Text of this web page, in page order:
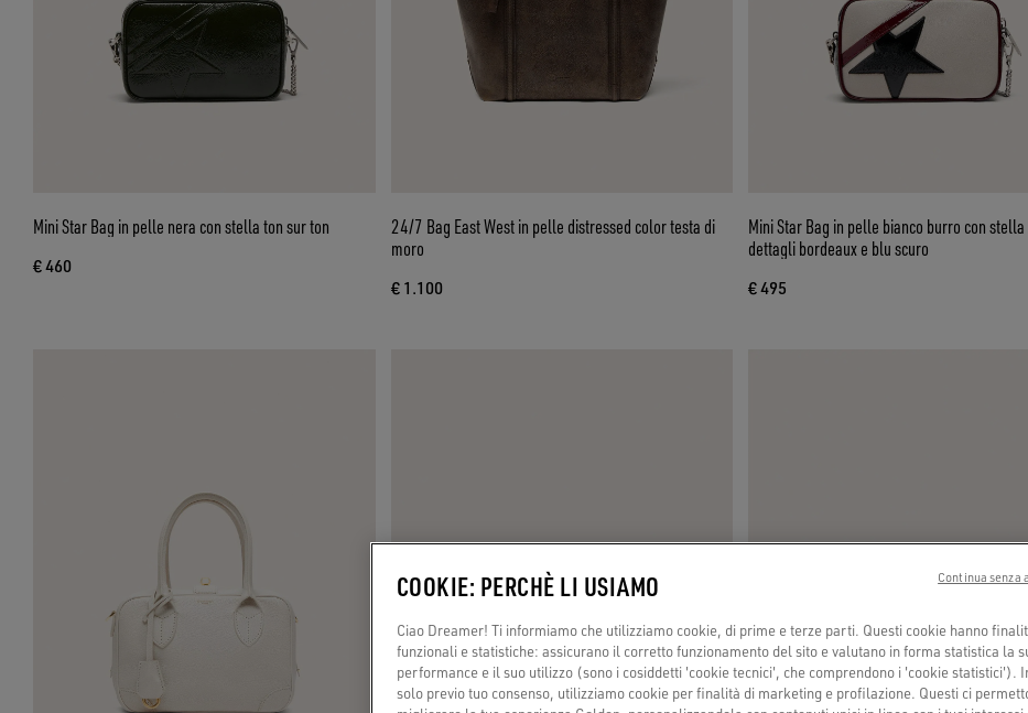
Mini Star Bag in pelle nera con stella ton sur ton
€ 460
24/7 Bag East West in pelle distressed color testa di
moro
€ 1.100
Mini Star Bag in pelle bianco burro con stella nera e
dettagli bordeaux e blu scuro
€ 495
COOKIE: PERCHÈ LI USIAMO
Ciao Dreamer! Ti informiamo che utilizziamo cookie, di prime e terze parti. Questi cookie hanno
funzionali e statistiche: assicurano il corretto funzionamento del sito e valutano in forma statistica la
performance e il suo utilizzo (sono i cosiddetti 'cookie tecnici', che comprendono i 'cookie statistici').
solo previo tuo consenso, utilizziamo cookie per finalità di marketing e profilazione. Questi ci
Continua senza